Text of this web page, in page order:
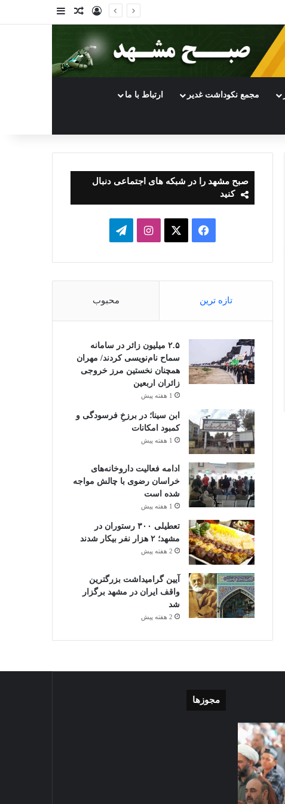
ورودنوشته تصادفی
سایدبار
مجمع نکوداشت غدیر ارتباط با ما
صبح مشهد را در شبکه های اجتماعی دنبال
کنید
فیسبوک ایکساینستاگرامتلگرام
تازه ترین محبوب
۲.۵ میلیون زائر در سامانه
سماح نام‌نویسی کردند/ مهران
همچنان نخستین مرز خروجی
زائران اربعین
1 هفته پیش
ابن سینا؛ در برزخِ فرسودگی و
کمبود امکانات
1 هفته پیش
ادامه فعالیت داروخانه‌های
خراسان رضوی با چالش مواجه
شده است
1 هفته پیش
تعطیلی ۳۰۰ رستوران در
مشهد؛ ۲ هزار نفر بیکار شدند
2 هفته پیش
آیین گرامیداشت بزرگترین
واقف ایران در مشهد برگزار
شد
2 هفته پیش
مجوزها